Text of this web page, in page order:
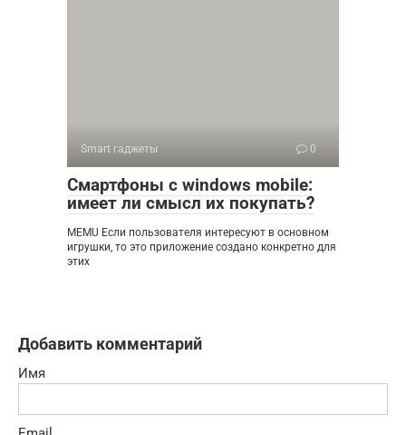
Smart гаджеты 0
Смартфоны с windows mobile:
имеет ли смысл их покупать?
MEMU Если пользователя интересуют в основном
игрушки, то это приложение создано конкретно для
этих
Добавить комментарий
Имя